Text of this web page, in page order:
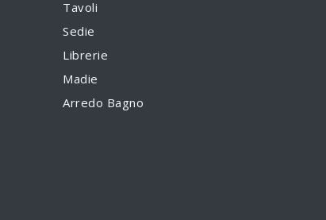
Tavoli
Sedie
Librerie
Madie
Arredo Bagno